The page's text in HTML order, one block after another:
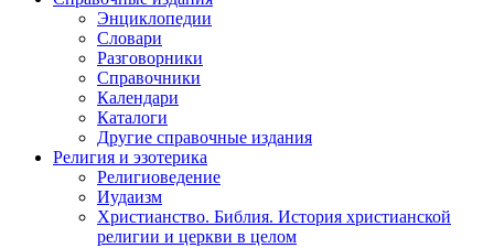
Энциклопедии
Словари
Разговорники
Справочники
Календари
Каталоги
Другие справочные издания
Религия и эзотерика
Религиоведение
Иудаизм
Христианство. Библия. История христианской
религии и церкви в целом